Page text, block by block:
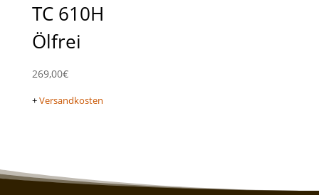
TC 610H
Ölfrei
269,00€
+Versandkosten